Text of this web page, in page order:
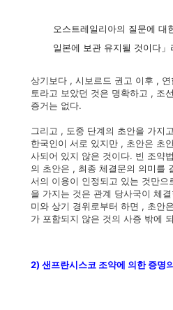
오스트레일리아의 질문에 대
일본에 보관 유지될 것이다」
상기보다 , 시보르드 권고 이후 ,
토라고 보았던 것은 명확하고 , 조
증거는 없다.
그리고 , 도중 단계의 초안을 가지
한국인이 서로 있지만 , 초안은 초
사되어 있지 않은 것이다. 빈 조약
의 초안은 , 최종 체결문의 의미를
서의 이용이 인정되고 있는 것만
을 가지는 것은 관계 당사국이 체
미와 상기 경위로부터 하면 , 초안
가 포함되지 않은 것의 사증 밖에
2) 샌프란시스코 조약에 의한 증명